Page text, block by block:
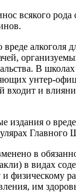
всякого
алкоголя
В
унтер-
входит и
издания о
Главного
в
в видах
и физическому
им